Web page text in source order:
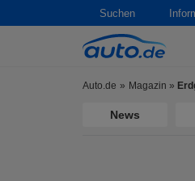
Suchen
Auto.de Magazin »
News